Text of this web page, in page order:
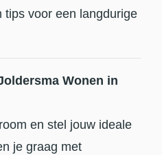
tips voor een langdurige
Wonen in
en stel jouw ideale
je graag met